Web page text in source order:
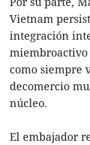
Vietnam
integración
miembroactivo
como siempre
decomercio
núcleo.
El embajador